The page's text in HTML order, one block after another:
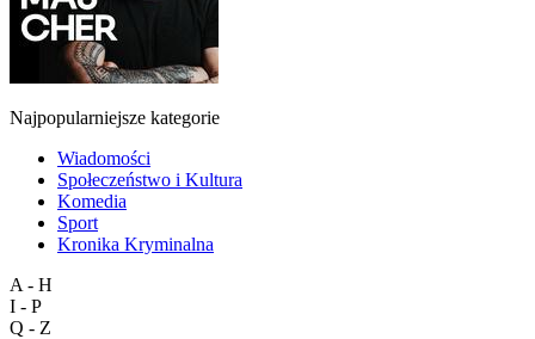
Najpopularniejsze kategorie
Wiadomości
Społeczeństwo i Kultura
Komedia
Sport
Kronika Kryminalna
A - H
I - P
Q - Z